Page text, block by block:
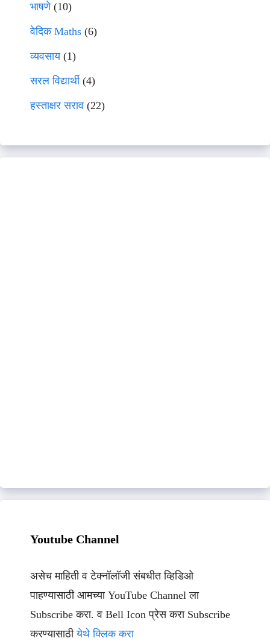
भाषणे(10)
वेदिक Maths (6)
व्यवसाय(1)
सरल विद्यार्थी(4)
हस्ताक्षर सराव (22)
Youtube Channel
असेच माहिती व टेक्नॉलॉजी संबधीत व्हिडिओ
पाहण्यासाठी आमच्या YouTube Channel ला
Subscribe करा. व Bell Icon प्रेस करा Subscribe
करण्यासाठीयेथे क्लिक करा